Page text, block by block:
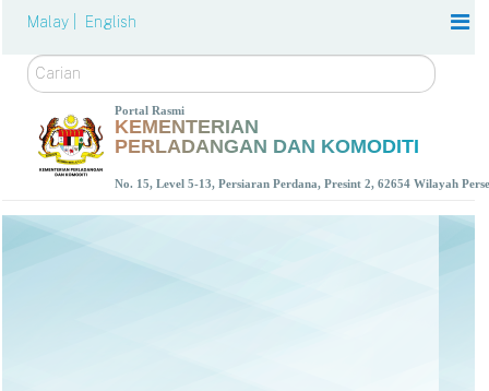
Malay | English
Carian
Portal Rasmi
KEMENTERIAN
PERLADANGAN DAN KOMODITI
No. 15, Level 5-13, Persiaran Perdana, Presint 2, 62654 Wilayah